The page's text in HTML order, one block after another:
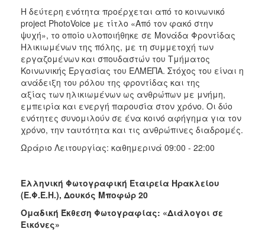
Η δεύτερη ενότητα προέρχεται από το κοινωνικό
project PhotoVoice με τίτλο «Από τον φακό στην
ψυχή», το οποίο υλοποιήθηκε σε Μονάδα Φροντίδας
Ηλικιωμένων της πόλης, με τη συμμετοχή των
εργαζομένων και σπουδαστών του Τμήματος
Κοινωνικής Εργασίας του ΕΛΜΕΠΑ. Στόχος του είναι η
ανάδειξη του ρόλου της φροντίδας και της
αξίας των ηλικιωμένων ως ανθρώπων με μνήμη,
εμπειρία και ενεργή παρουσία στον χρόνο. Οι δύο
ενότητες συνομιλούν σε ένα κοινό αφήγημα για τον
χρόνο, την ταυτότητα και τις ανθρώπινες διαδρομές.
Ωράριο Λειτουργίας: καθημερινά 09:00 - 22:00
Ελληνική Φωτογραφική Εταιρεία Ηρακλείου
(Ε.Φ.Ε.Η.), Δουκός Μποφώρ 20
Ομαδική Έκθεση Φωτογραφίας: «Διάλογοι σε
Εικόνες»